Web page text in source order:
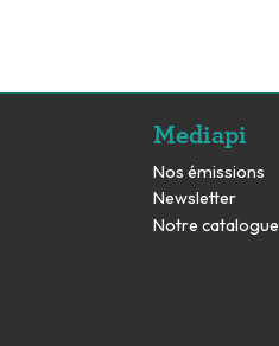
Mediapi
Nos émissions
Newsletter
Notre catalogue